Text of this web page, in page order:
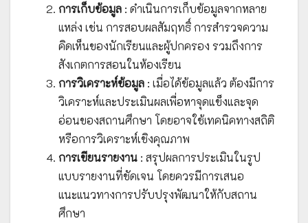
การเก็บข้อมูล : ดำเนินการเก็บข้อมูลจากหลาย
แหล่ง เช่น การสอบผลสัมฤทธิ์ การสำรวจความ
คิดเห็นของนักเรียนและผู้ปกครอง รวมถึงการ
สังเกตการสอนในห้องเรียน
การวิเคราะห์ข้อมูล : เมื่อได้ข้อมูลแล้ว ต้องมีการ
วิเคราะห์และประเมินผลเพื่อหาจุดแข็งและจุด
อ่อนของสถานศึกษา โดยอาจใช้เทคนิคทางสถิติ
หรือการวิเคราะห์เชิงคุณภาพ
การเขียนรายงาน : สรุปผลการประเมินในรูป
แบบรายงานที่ชัดเจน โดยควรมีการเสนอ
แนะแนวทางการปรับปรุงพัฒนาให้กับสถาน
ศึกษา